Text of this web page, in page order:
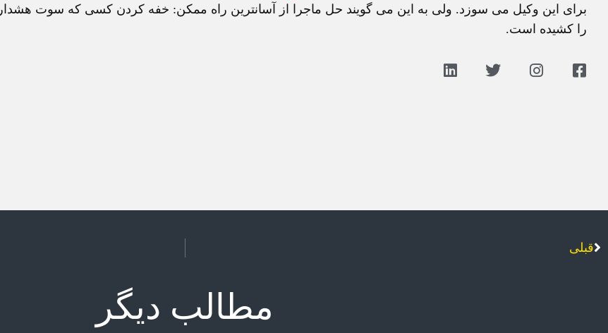
برای این وکیل می سوزد. ولی به این می گویند حل ماجرا از آسانترین راه ممکن: خفه کردن کسی که سوت هشدار
را کشیده است.
قبلی
مطالب دیگر